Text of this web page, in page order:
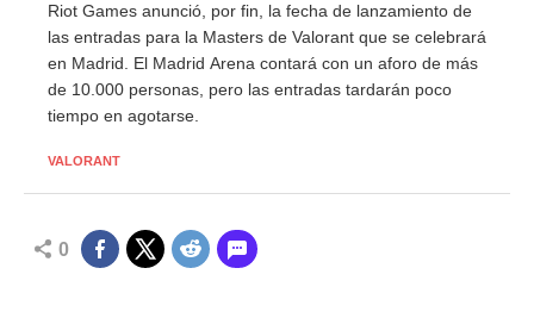
Riot Games anunció, por fin, la fecha de lanzamiento de
las entradas para la Masters de Valorant que se celebrará
en Madrid. El Madrid Arena contará con un aforo de más
de 10.000 personas, pero las entradas tardarán poco
tiempo en agotarse.
VALORANT
0